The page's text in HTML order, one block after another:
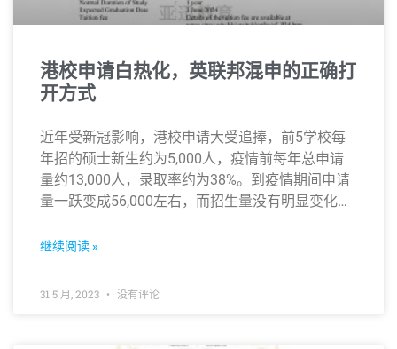
港校申请白热化，英联邦混申的正确打
开方式
近年受新冠影响，港校申请大受追捧，前5学校每
年招的硕士新生约为5,000人，疫情前每年总申请
量约13,000人，录取率约为38%。到疫情期间申请
量一跃变成56,000左右，而招生量没有明显变化，
的制定显得尤为重要。
继续阅读 »
31 5 月, 2023 没有评论